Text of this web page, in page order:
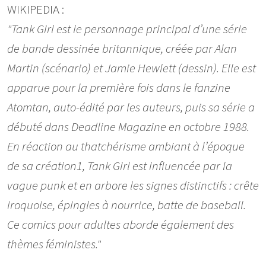
WIKIPEDIA :
"Tank Girl est le personnage principal d’une série
de bande dessinée britannique, créée par Alan
Martin (scénario) et Jamie Hewlett (dessin). Elle est
apparue pour la première fois dans le fanzine
Atomtan, auto-édité par les auteurs, puis sa série a
débuté dans Deadline Magazine en octobre 1988.
En réaction au thatchérisme ambiant à l’époque
de sa création1, Tank Girl est influencée par la
vague punk et en arbore les signes distinctifs : crête
iroquoise, épingles à nourrice, batte de baseball.
Ce comics pour adultes aborde également des
thèmes féministes."